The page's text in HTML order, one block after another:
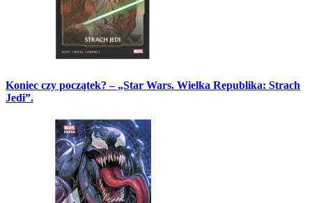
Koniec czy początek? – „Star Wars. Wielka Republika: Strach
Jedi”.